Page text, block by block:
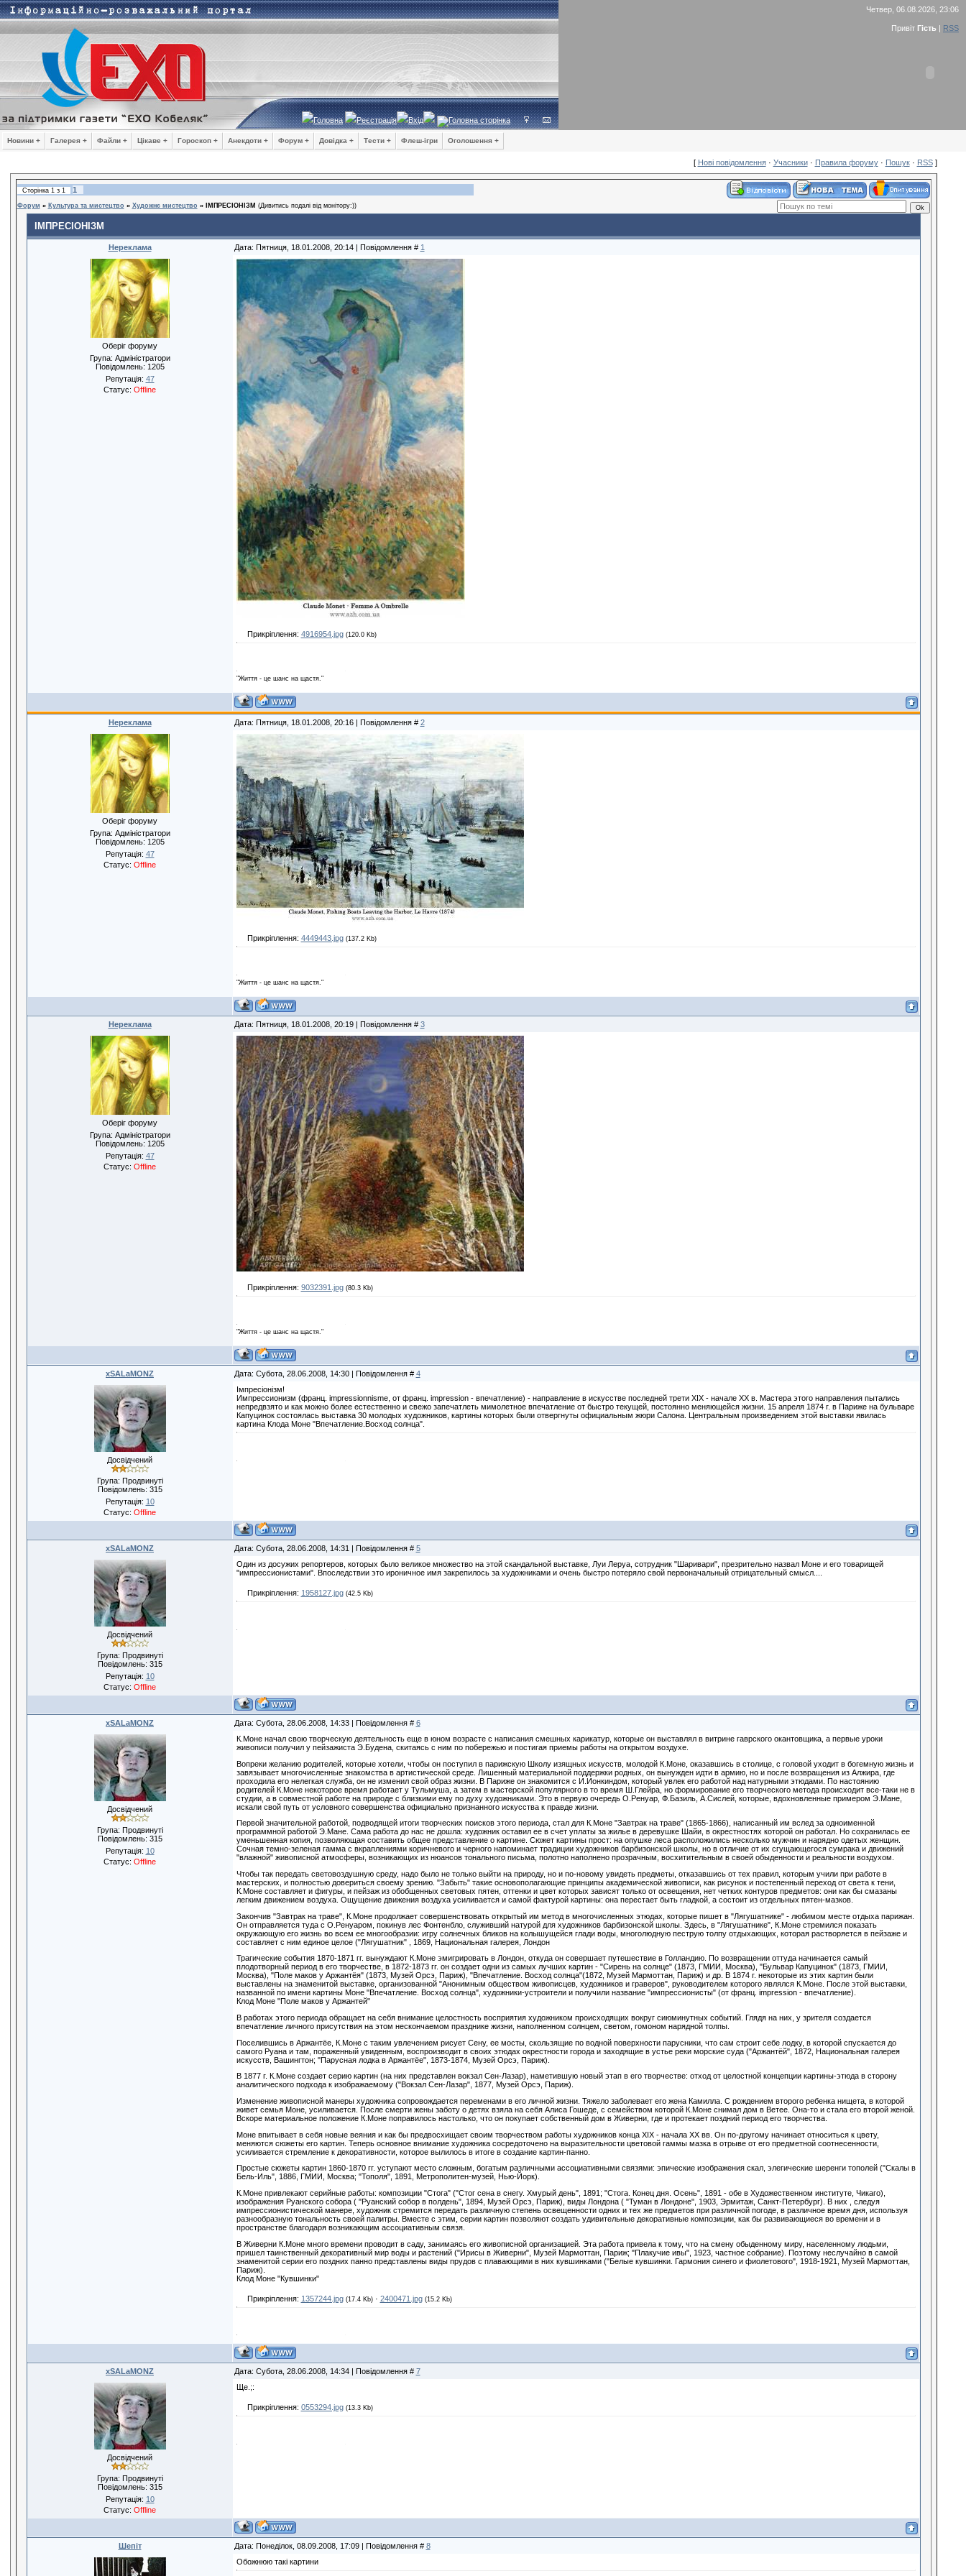
Четвер, 06.08.2026, 23:06
Привіт Гість | RSS
Головна Реєстрація Вхід
Новини + Галерея + Файли + Цікаве + Гороскоп + Анекдоти + Форум + Довідка + Тести + Флеш-ігри Оголошення +
[ Нові повідомлення· Учасники· Правила форуму· Пошук· RSS]
Сторінка 1з 1 1
Форум » Культура та мистецтво » Художнє мистецтво » ІМПРЕСІОНІЗМ (Дивитись подалі від монітору:))
ІМПРЕСІОНІЗМ
Нереклама Дата: Пятниця, 18.01.2008, 20:14 | Повідомлення # 1
Оберіг форуму
Група: Адміністратори
Повідомлень: 1205
Репутація: 47
Статус: Offline
Прикріплення: 4916954.jpg (120.0 Kb)
"Життя - це шанс на щастя."
Нереклама Дата: Пятниця, 18.01.2008, 20:16 | Повідомлення # 2
Оберіг форуму
Група: Адміністратори
Повідомлень: 1205
Репутація: 47
Статус: Offline
Прикріплення: 4449443.jpg (137.2 Kb)
"Життя - це шанс на щастя."
Нереклама Дата: Пятниця, 18.01.2008, 20:19 | Повідомлення # 3
Оберіг форуму
Група: Адміністратори
Повідомлень: 1205
Репутація: 47
Статус: Offline
Прикріплення: 9032391.jpg (80.3 Kb)
"Життя - це шанс на щастя."
xSALaMONZ Дата: Субота, 28.06.2008, 14:30 | Повідомлення # 4
Досвідчений
Група: Продвинуті
Повідомлень: 315
Репутація: 10
Статус: Offline
Імпресіонізм!
Импрессионизм (франц. impressionnisme, от франц. impression - впечатление) - направление в искусстве последней трети XIX - начале XX в. Мастера этого направления пытались
непредвзято и как можно более естественно и свежо запечатлеть мимолетное впечатление от быстро текущей, постоянно меняющейся жизни. 15 апреля 1874 г. в Париже на бульваре
Капуцинок состоялась выставка 30 молодых художников, картины которых были отвергнуты официальным жюри Салона. Центральным произведением этой выставки явилась
картина Клода Моне "Впечатление.Восход солнца".
xSALaMONZ Дата: Субота, 28.06.2008, 14:31 | Повідомлення # 5
Досвідчений
Група: Продвинуті
Повідомлень: 315
Репутація: 10
Статус: Offline
Один из досужих репортеров, которых было великое множество на этой скандальной выставке, Луи Леруа, сотрудник "Шаривари", презрительно назвал Моне и его товарищей
"импрессионистами". Впоследствии это ироничное имя закрепилось за художниками и очень быстро потеряло свой первоначальный отрицательный смысл....
Прикріплення: 1958127.jpg (42.5 Kb)
xSALaMONZ Дата: Субота, 28.06.2008, 14:33 | Повідомлення # 6
Досвідчений
Група: Продвинуті
Повідомлень: 315
Репутація: 10
Статус: Offline
К.Моне начал свою творческую деятельность еще в юном возрасте с написания смешных карикатур, которые он выставлял в витрине гаврского окантовщика, а первые уроки
живописи получил у пейзажиста Э.Будена, скитаясь с ним по побережью и постигая приемы работы на открытом воздухе.
Вопреки желанию родителей, которые хотели, чтобы он поступил в парижскую Школу изящных искусств, молодой К.Моне, оказавшись в столице, с головой уходит в богемную жизнь и
завязывает многочисленные знакомства в артистической среде. Лишенный материальной поддержки родных, он вынужден идти в армию, но и после возвращения из Алжира, где
проходила его нелегкая служба, он не изменил свой образ жизни. В Париже он знакомится с И.Ионкиндом, который увлек его работой над натурными этюдами. По настоянию
родителей К.Моне некоторое время работает у Тульмуша, а затем в мастерской популярного в то время Ш.Глейра, но формирование его творческого метода происходит все-таки не в
студии, а в совместной работе на природе с близкими ему по духу художниками. Это в первую очередь О.Ренуар, Ф.Базиль, А.Сислей, которые, вдохновленные примером Э.Мане,
искали свой путь от условного совершенства официально признанного искусства к правде жизни.
Первой значительной работой, подводящей итоги творческих поисков этого периода, стал для К.Моне "Завтрак на траве" (1865-1866), написанный им вслед за одноименной
программной работой Э.Мане. Сама работа до нас не дошла: художник оставил ее в счет уплаты за жилье в деревушке Шайи, в окрестностях которой он работал. Но сохранилась ее
уменьшенная копия, позволяющая составить общее представление о картине. Сюжет картины прост: на опушке леса расположились несколько мужчин и нарядно одетых женщин.
Сочная темно-зеленая гамма с вкраплениями коричневого и черного напоминает традиции художников барбизонской школы, но в отличие от их сгущающегося сумрака и движений
"влажной" живописной атмосферы, возникающих из нюансов тонального письма, полотно наполнено прозрачным, восхитительным в своей обыденности и реальности воздухом.
Чтобы так передать световоздушную среду, надо было не только выйти на природу, но и по-новому увидеть предметы, отказавшись от тех правил, которым учили при работе в
мастерских, и полностью довериться своему зрению. "Забыть" такие основополагающие принципы академической живописи, как рисунок и постепенный переход от света к тени,
К.Моне составляет и фигуры, и пейзаж из обобщенных световых пятен, оттенки и цвет которых зависят только от освещения, нет четких контуров предметов: они как бы смазаны
легким движением воздуха. Ощущение движения воздуха усиливается и самой фактурой картины: она перестает быть гладкой, а состоит из отдельных пятен-мазков.
Закончив "Завтрак на траве", К.Моне продолжает совершенствовать открытый им метод в многочисленных этюдах, которые пишет в "Лягушатнике" - любимом месте отдыха парижан.
Он отправляется туда с О.Ренуаром, покинув лес Фонтенбло, служивший натурой для художников барбизонской школы. Здесь, в "Лягушатнике", К.Моне стремился показать
окружающую его жизнь во всем ее многообразии: игру солнечных бликов на колышущейся глади воды, многолюдную пеструю толпу отдыхающих, которая растворяется в пейзаже и
составляет с ним единое целое ("Лягушатник" , 1869, Национальная галерея, Лондон
Трагические события 1870-1871 гг. вынуждают К.Моне эмигрировать в Лондон, откуда он совершает путешествие в Голландию. По возвращении оттуда начинается самый
плодотворный период в его творчестве, в 1872-1873 гг. он создает одни из самых лучших картин - "Сирень на солнце" (1873, ГМИИ, Москва), "Бульвар Капуцинок" (1873, ГМИИ,
Москва), "Поле маков у Аржантёя" (1873, Музей Орсэ, Париж), "Впечатление. Восход солнца"(1872, Музей Мармоттан, Париж) и др. В 1874 г. некоторые из этих картин были
выставлены на знаменитой выставке, организованной "Анонимным обществом живописцев, художников и граверов", руководителем которого являлся К.Моне. После этой выставки,
названной по имени картины Моне "Впечатление. Восход солнца", художники-устроители и получили название "импрессионисты" (от франц. impression - впечатление).
Клод Моне "Поле маков у Аржантей"
В работах этого периода обращает на себя внимание целостность восприятия художником происходящих вокруг сиюминутных событий. Глядя на них, у зрителя создается
впечатление личного присутствия на этом нескончаемом празднике жизни, наполненном солнцем, светом, гомоном нарядной толпы.
Поселившись в Аржантёе, К.Моне с таким увлечением рисует Сену, ее мосты, скользящие по водной поверхности парусники, что сам строит себе лодку, в которой спускается до
самого Руана и там, пораженный увиденным, воспроизводит в своих этюдах окрестности города и заходящие в устье реки морские суда ("Аржантёй", 1872, Национальная галерея
искусств, Вашингтон; "Парусная лодка в Аржантёе", 1873-1874, Музей Орсэ, Париж).
В 1877 г. К.Моне создает серию картин (на них представлен вокзал Сен-Лазар), наметившую новый этап в его творчестве: отход от целостной концепции картины-этюда в сторону
аналитического подхода к изображаемому ("Вокзал Сен-Лазар", 1877, Музей Орсэ, Париж).
Изменение живописной манеры художника сопровождается переменами в его личной жизни. Тяжело заболевает его жена Камилла. С рождением второго ребенка нищета, в которой
живет семья Моне, усиливается. После смерти жены заботу о детях взяла на себя Алиса Гошеде, с семейством которой К.Моне снимал дом в Ветее. Она-то и стала его второй женой.
Вскоре материальное положение К.Моне поправилось настолько, что он покупает собственный дом в Живерни, где и протекает поздний период его творчества.
Моне впитывает в себя новые веяния и как бы предвосхищает своим творчеством работы художников конца XIX - начала XX вв. Он по-другому начинает относиться к цвету,
меняются сюжеты его картин. Теперь основное внимание художника сосредоточено на выразительности цветовой гаммы мазка в отрыве от его предметной соотнесенности,
усиливается стремление к декоративности, которое вылилось в итоге в создание картин-панно.
Простые сюжеты картин 1860-1870 гг. уступают место сложным, богатым различными ассоциативными связями: эпические изображения скал, элегические шеренги тополей ("Скалы в
Бель-Иль", 1886, ГМИИ, Москва; "Тополя", 1891, Метрополитен-музей, Нью-Йорк).
К.Моне привлекают серийные работы: композиции "Стога" ("Стог сена в снегу. Хмурый день", 1891; "Стога. Конец дня. Осень", 1891 - обе в Художественном институте, Чикаго),
изображения Руанского собора ( "Руанский собор в полдень", 1894, Музей Орсэ, Париж), виды Лондона ( "Туман в Лондоне", 1903, Эрмитаж, Санкт-Петербург). В них , следуя
импрессионистической манере, художник стремится передать различную степень освещенности одних и тех же предметов при различной погоде, в различное время дня, используя
разнообразную тональность своей палитры. Вместе с этим, серии картин позволяют создать удивительные декоративные композиции, как бы развивающиеся во времени и в
пространстве благодаря возникающим ассоциативным связя.
В Живерни К.Моне много времени проводит в саду, занимаясь его живописной организацией. Эта работа привела к тому, что на смену обыденному миру, населенному людьми,
пришел таинственный декоративный мир воды и растений ("Ирисы в Живерни", Музей Мармоттан, Париж; "Плакучие ивы", 1923, частное собрание). Поэтому неслучайно в самой
знаменитой серии его поздних панно представлены виды прудов с плавающими в них кувшинками ("Белые кувшинки. Гармония синего и фиолетового", 1918-1921, Музей Мармоттан,
Париж).
Клод Моне "Кувшинки"
Прикріплення: 1357244.jpg (17.4 Kb) · 2400471.jpg (15.2 Kb)
xSALaMONZ Дата: Субота, 28.06.2008, 14:34 | Повідомлення # 7
Досвідчений
Група: Продвинуті
Повідомлень: 315
Репутація: 10
Статус: Offline
Ще.;:
Прикріплення: 0553294.jpg (13.3 Kb)
Шепіт Дата: Понеділок, 08.09.2008, 17:09 | Повідомлення # 8
Обожнюю такі картини